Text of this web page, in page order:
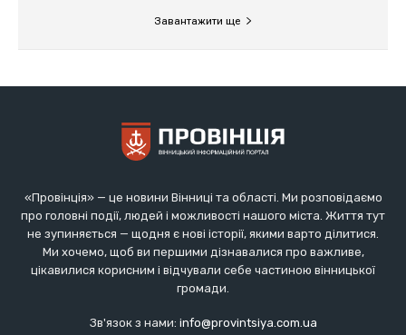
«Провінція» — це новини Вінниці та області. Ми розповідаємо
про головні події, людей і можливості нашого міста. Життя тут
не зупиняється — щодня є нові історії, якими варто ділитися.
Ми хочемо, щоб ви першими дізнавалися про важливе,
цікавилися корисним і відчували себе частиною вінницької
громади.
Зв'язок з нами: info@provintsiya.com.ua